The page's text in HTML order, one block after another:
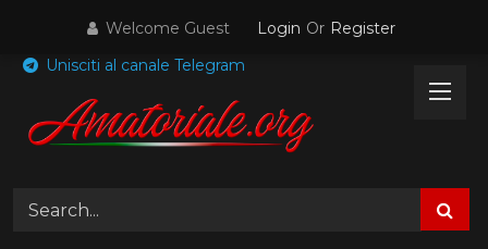
content
Welcome Guest Login Or Register
Unisciti al canale Telegram